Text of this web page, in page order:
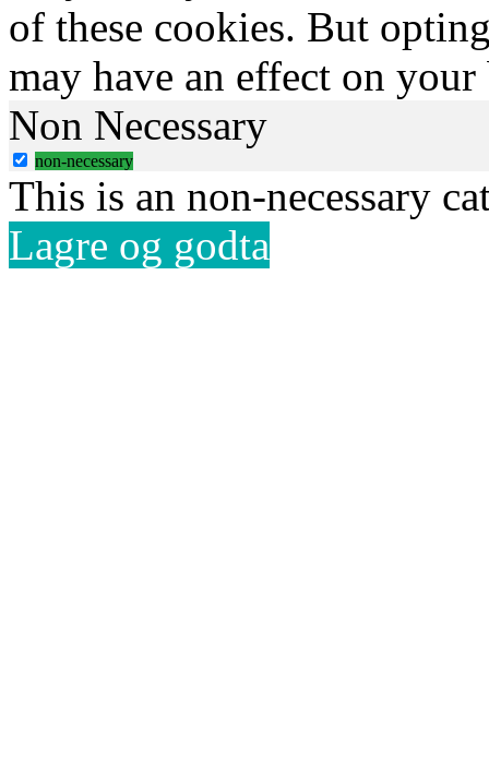
of these cookies. But
may have an effect on
Non Necessary
non-necessary
This is an non-necessary
Lagre og godta